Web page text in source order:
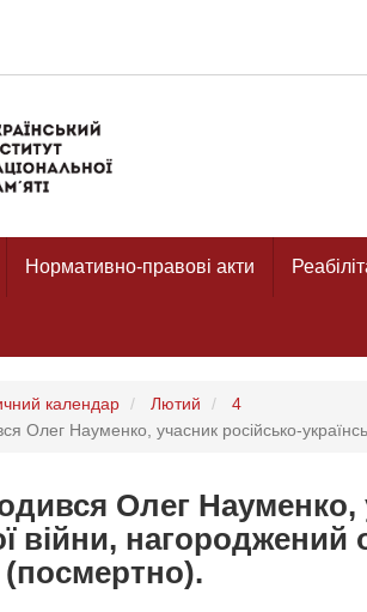
Нормативно-правові акти
календар Лютий
4
Олег Науменко, учасник російсько-
Олег Науменко,
війни,
(посмертно).